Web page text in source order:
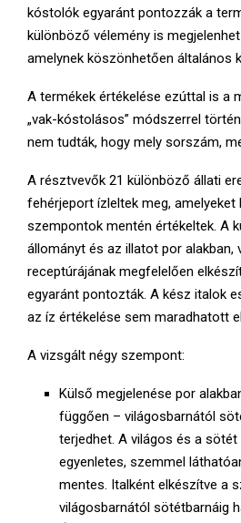
kóstolók egyaránt pontozzák a
különböző vélemény is
amelynek köszönhetően általános
A termékek értékelése ezúttal is a
„vak-kóstolásos” módszerrel
nem tudták, hogy mely sorszám,
A résztvevők 21 különböző állati
fehérjeport ízleltek meg,
szempontok mentén értékeltek. A
állományt és az illatot por alakban,
receptúrájának megfelelően
egyaránt pontozták. A kész italok
az íz értékelése sem maradhatott
A vizsgált négy szempont:
Külső megjelenése por
függően – világosbarnától
terjedhet. A világos és a
egyenletes, szemmel
mentes. Italként elkészítve a
világosbarnától sötétbarnáig